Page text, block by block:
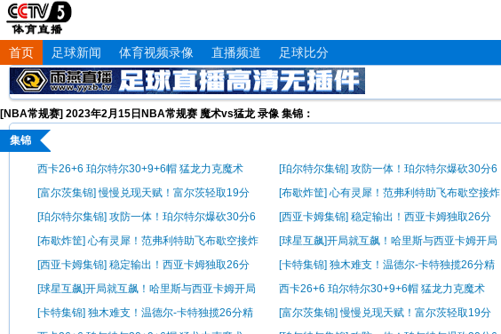
首页 足球新闻 体育视频录像 直播频道 足球比分
[NBA常规赛] 2023年2月15日NBA常规赛 魔术vs猛龙 录像 集锦：
集锦
西卡26+6 珀尔特尔30+9+6帽 猛龙力克魔术
[珀尔特尔集锦] 攻防一体！珀尔特尔爆砍30分6
帽
[富尔茨集锦] 慢慢兑现天赋！富尔茨轻取19分
精彩集锦
[布歇炸筐] 心有灵犀！范弗利特助飞布歇空接炸
筐
[珀尔特尔集锦] 攻防一体！珀尔特尔爆砍30分6
帽
[西亚卡姆集锦] 稳定输出！西亚卡姆独取26分
精彩集锦
[布歇炸筐] 心有灵犀！范弗利特助飞布歇空接炸
筐
[球星互飙]开局就互飙！哈里斯与西亚卡姆开局
对扔三分
[西亚卡姆集锦] 稳定输出！西亚卡姆独取26分
精彩集锦
[卡特集锦] 独木难支！温德尔-卡特独揽26分精
彩集锦
[球星互飙]开局就互飙！哈里斯与西亚卡姆开局
对扔三分
西卡26+6 珀尔特尔30+9+6帽 猛龙力克魔术
[卡特集锦] 独木难支！温德尔-卡特独揽26分精
[富尔茨集锦] 慢慢兑现天赋！富尔茨轻取19分